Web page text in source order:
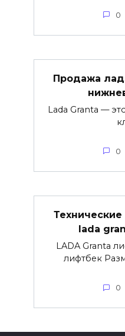
0
Продажа
Lada Granta —
0
Технические
lada
LADA Granta
лифтбек
0